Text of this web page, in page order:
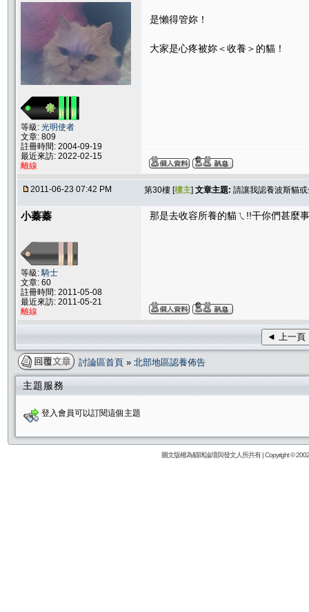
等級: 光明使者
文章: 809
註冊時間: 2004-09-19
最近來訪: 2022-02-15
離線
是懶得管妳！
大家是心疼被妳＜收養＞的貓！
2011-06-23 07:42 PM 第30樓 [樓主] 文章主題: 請讓我認養波斯貓
小蓁蓁
等級:騎士
文章: 60
註冊時間: 2011-05-08
最近來訪: 2011-05-21
離線
那是去收容所養的貓ㄟ!!干你們甚麼
◄ 上一頁
討論區首頁 » 北部地區認養佈告
主題服務
登入會員可以訂閱這個主題
圖文版權為貓咪論壇與發文人所共有 | Copyright ©